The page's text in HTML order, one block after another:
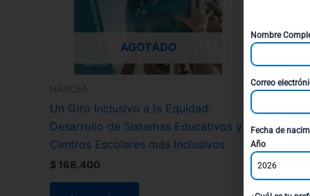
AGOTADO
NARCEA
Un Giro Inclusivo a la Equidad:
Desarrollo de Sistemas Educativos y
Centros Escolares más Inclusivos
$ 168.400
Nombre
Correo
Fecha de
Año
2026